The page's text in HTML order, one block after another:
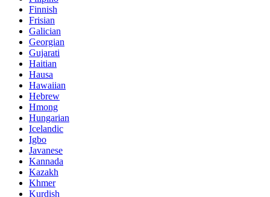
Finnish
Frisian
Galician
Georgian
Gujarati
Haitian
Hausa
Hawaiian
Hebrew
Hmong
Hungarian
Icelandic
Igbo
Javanese
Kannada
Kazakh
Khmer
Kurdish